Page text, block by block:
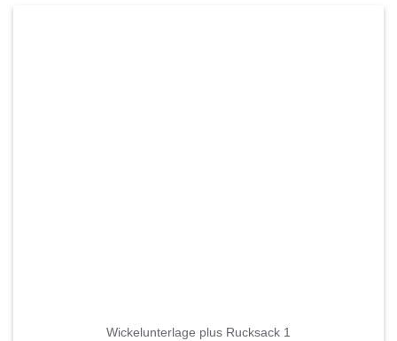
Wickelunterlage plus Rucksack 1